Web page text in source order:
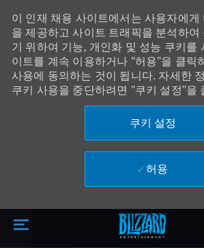
Skip to main content
이 인재 채용 사이트에서는 사용자에게
을 제공하고 사이트 트래픽을 분석하
기 위하여 기능, 개인화 및 성능 쿠키를
이트를 계속 이용하거나 "허용"을 클릭
사용에 동의하는 것이 됩니다. 자세한
쿠키 사용을 중단하려면 "쿠키 설정"을
쿠키 설정
허용
주 콘텐츠로 건너뛰기